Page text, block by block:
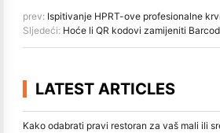
prev: Ispitivanje HPRT-ove profesionalne krvne vreće
Sljedeći: Hoće li QR kodovi zamijeniti
LATEST ARTICLES
Kako odabrati pravi restoran za vaš mali ili